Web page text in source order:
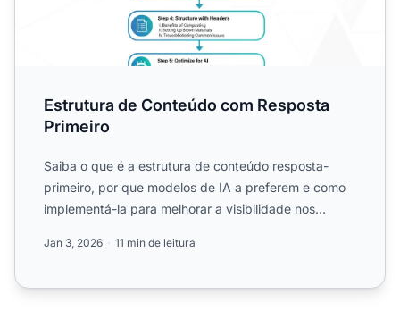
Estrutura de Conteúdo com Resposta
Primeiro
Saiba o que é a estrutura de conteúdo resposta-
primeiro, por que modelos de IA a preferem e como
implementá-la para melhorar a visibilidade nos
Jan 3, 2026 11 min de leitura